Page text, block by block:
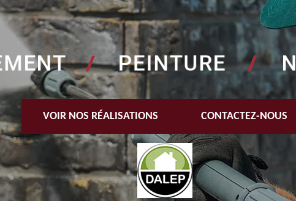
VOIR NOS RÉALISATIONS CONTACTEZ-NOUS